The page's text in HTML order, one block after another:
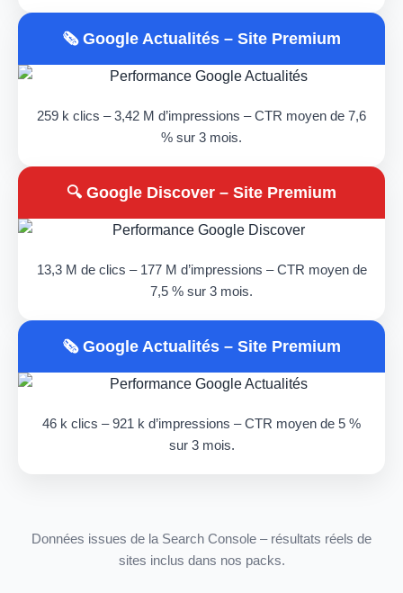
🗞️ Google Actualités – Site Premium
259 k clics – 3,42 M d’impressions – CTR moyen de 7,6
% sur 3 mois.
🔍 Google Discover – Site Premium
13,3 M de clics – 177 M d’impressions – CTR moyen de
7,5 % sur 3 mois.
🗞️ Google Actualités – Site Premium
46 k clics – 921 k d’impressions – CTR moyen de 5 %
sur 3 mois.
Données issues de la Search Console – résultats réels de
sites inclus dans nos packs.